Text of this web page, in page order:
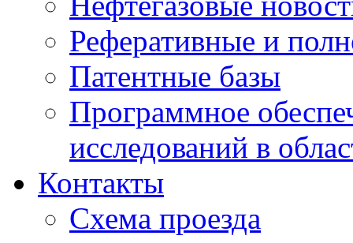
Реферативные и
Патентные базы
Программное
исследований в
Контакты
Схема проезда